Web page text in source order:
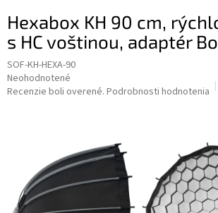
Hexabox KH 90 cm,
s HC voštinou, adaptér
SOF-KH-HEXA-90
Priemerné
hodnotenie
hviezdičiek.
Neohodnotené
Recenzie boli overené. Podrobnosti hodnotenia